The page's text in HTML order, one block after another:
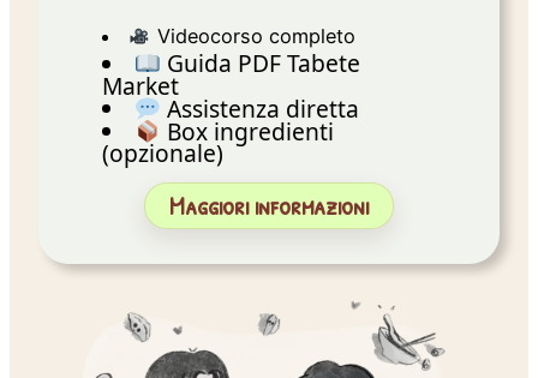
Videocorso completo
Guida PDF Tabete
Market
Assistenza diretta
Box ingredienti
(opzionale)
Maggiori informazioni